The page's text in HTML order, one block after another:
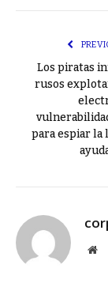
Los piratas
rusos
para espiar la